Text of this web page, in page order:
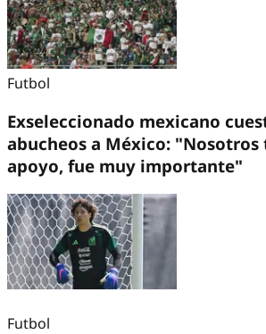
Futbol
Exseleccionado mexicano
abucheos a México:
apoyo, fue muy importante"
Futbol